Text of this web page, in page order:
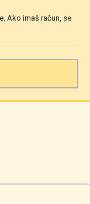
Ako imaš račun, se